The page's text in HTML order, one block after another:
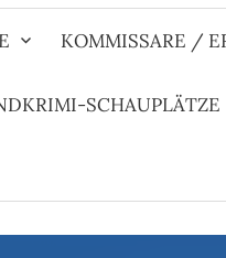
KOMMISSARE /
SCHAUPLÄTZE